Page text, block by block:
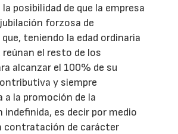
posibilidad de que la empresa
forzosa de
teniendo la edad ordinaria
reúnan el resto de los
alcanzar el 100% de su
y siempre
a la promoción de la
es decir por medio
contratación de carácter